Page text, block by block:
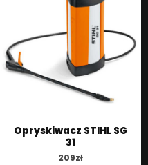
Opryskiwacz STIHL SG
31
209zł